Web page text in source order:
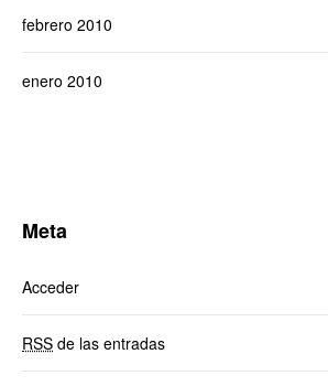
febrero 2010
enero 2010
Meta
Acceder
RSS de las entradas